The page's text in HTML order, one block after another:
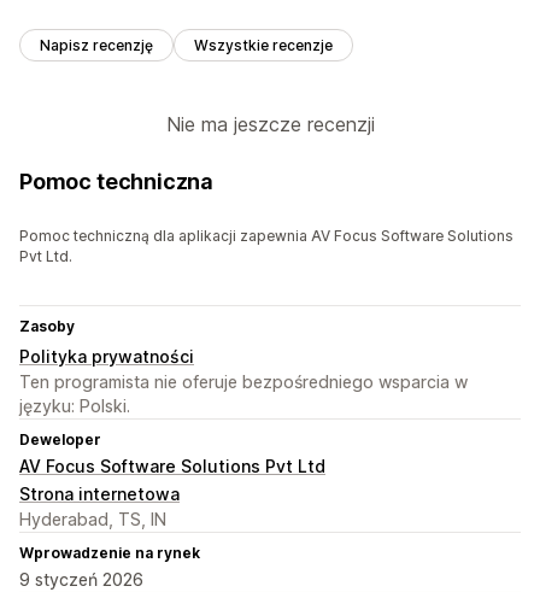
Napisz recenzję Wszystkie recenzje
Nie ma jeszcze recenzji
Pomoc techniczna
Pomoc techniczną dla aplikacji zapewnia AV Focus Software Solutions
Pvt Ltd.
Zasoby
Polityka prywatności
Ten programista nie oferuje bezpośredniego wsparcia w
języku: Polski.
Deweloper
AV Focus Software Solutions Pvt Ltd
Strona internetowa
Hyderabad, TS, IN
Wprowadzenie na rynek
9 styczeń 2026